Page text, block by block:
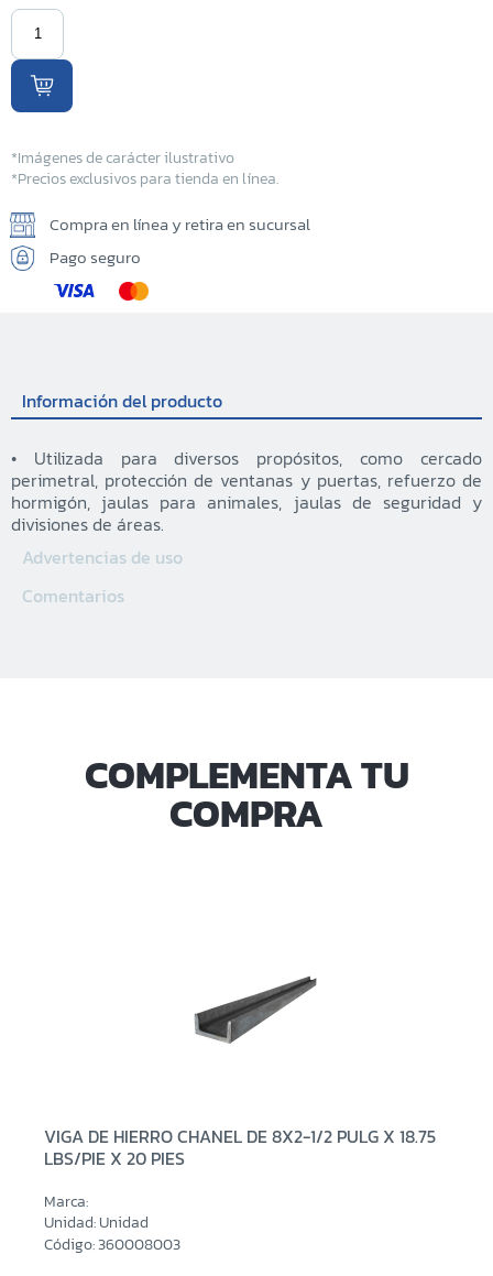
Militar
*Imágenes de carácter ilustrativo
*Precios exclusivos para tienda en línea.
Compra en línea y retira en sucursal
Pago seguro
Información del producto
• Utilizada para diversos propósitos, como cercado
perimetral, protección de ventanas y puertas, refuerzo de
hormigón, jaulas para animales, jaulas de seguridad y
divisiones de áreas.
Advertencias de uso
Comentarios
COMPLEMENTA TU
COMPRA
VIGA DE HIERRO CHANEL DE 8X2-1/2 PULG X 18.75
LBS/PIE X 20 PIES
Marca:
Unidad: Unidad
Código: 360008003